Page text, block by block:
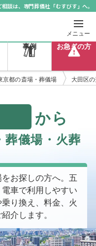
談は、専門葬儀社「むすびす」へ。
メニュー
事例 お急ぎの方
京都の斎場・葬儀場 大田区
から
儀場・火葬
お探しの方へ。五
車で利用しやすい
り換え、料金、火
介します。